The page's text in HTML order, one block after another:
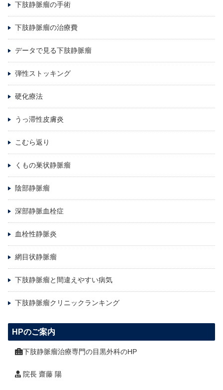
下肢静脈瘤の手術
下肢静脈瘤の治療費
データで見る下肢静脈瘤
弾性ストッキング
硬化療法
うっ滞性皮膚炎
こむら返り
くもの巣状静脈瘤
陰部静脈瘤
深部静脈血栓症
血栓性静脈炎
網目状静脈瘤
下肢静脈瘤と間違えやすい病気
下肢静脈瘤クリニックランキング
HPのご案内
下肢静脈瘤治療専門の目黒外科のHP
院長 齋藤 陽